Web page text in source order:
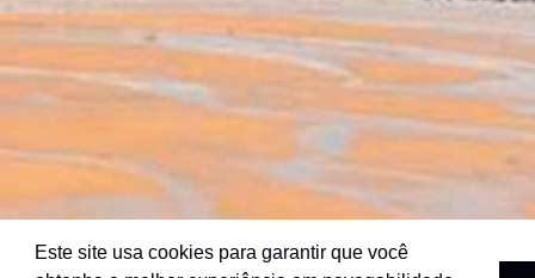
Este site usa cookies para garantir que você